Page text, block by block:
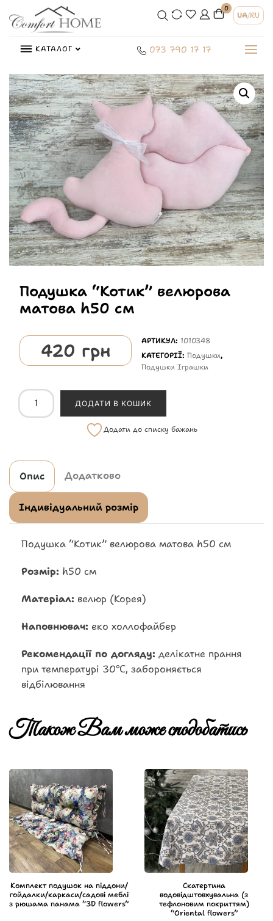
0
UA/RU
КАТАЛОГ 073 790 17 17
Подушка “Котик” велюрова
матова h50 см
420 грн АРТИКУЛ: 1010348
КАТЕГОРІЇ:Подушки,
Подушки Іграшки
ДОДАТИ В КОШИК
Додати до списку бажань
Опис Додатково
Індивідуальний розмір
Подушка “Котик” велюрова матова h50 см
Розмір: h50 см
Матеріал: велюр (Корея)
Наповнювач: еко холлофайбер
Рекомендації по догляду: делікатне прання
при температурі 30℃, забороняється
відбілювання
Також Вам може сподобатись
Комплект подушок на піддони/
гойдалки/каркаси/садові меблі
з рюшама панама “3D flowers”
Скатертина
водовідштовхувальна (з
тефлоновим покриттям)
“Oriental flowers”